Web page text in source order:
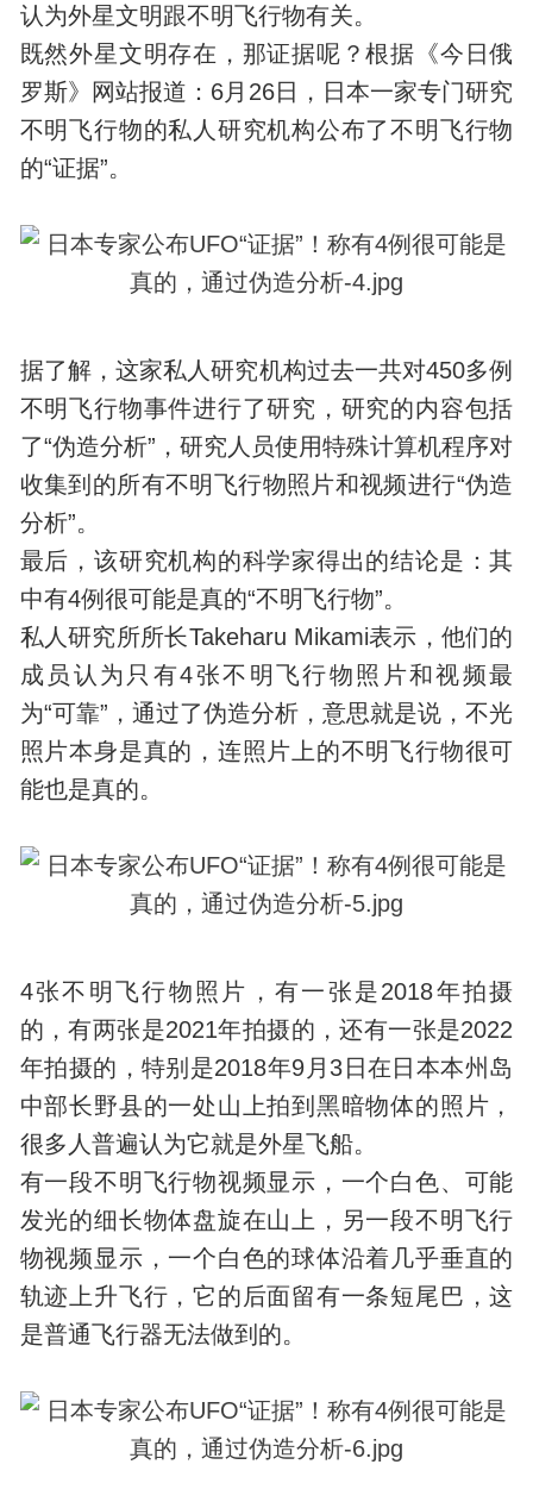
认为外星文明跟不明飞行物有关。
既然外星文明存在，那证据呢？根据《今日俄
罗斯》网站报道：6月26日，日本一家专门研究
不明飞行物的私人研究机构公布了不明飞行物
的“证据”。
据了解，这家私人研究机构过去一共对450多例
不明飞行物事件进行了研究，研究的内容包括
了“伪造分析”，研究人员使用特殊计算机程序对
收集到的所有不明飞行物照片和视频进行“伪造
分析”。
最后，该研究机构的科学家得出的结论是：其
中有4例很可能是真的“不明飞行物”。
私人研究所所长Takeharu Mikami表示，他们的
成员认为只有4张不明飞行物照片和视频最
为“可靠”，通过了伪造分析，意思就是说，不光
照片本身是真的，连照片上的不明飞行物很可
能也是真的。
4张不明飞行物照片，有一张是2018年拍摄
的，有两张是2021年拍摄的，还有一张是2022
年拍摄的，特别是2018年9月3日在日本本州岛
中部长野县的一处山上拍到黑暗物体的照片，
很多人普遍认为它就是外星飞船。
有一段不明飞行物视频显示，一个白色、可能
发光的细长物体盘旋在山上，另一段不明飞行
物视频显示，一个白色的球体沿着几乎垂直的
轨迹上升飞行，它的后面留有一条短尾巴，这
是普通飞行器无法做到的。